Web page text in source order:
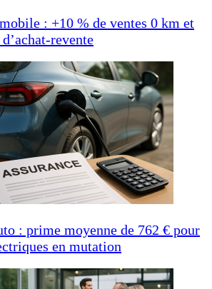
: +10 % de ventes 0 km et
revente
: prime moyenne de 762 € pour
en mutation